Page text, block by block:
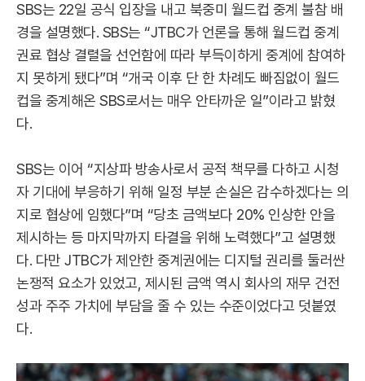
SBS는 22일 공식 입장을 내고 북중미 월드컵 중계 불참 배
경을 설명했다. SBS는 “JTBC가 언론을 통해 월드컵 중계
권료 협상 결렬을 선언함에 따라 부득이하게 중계에 참여하
지 못하게 됐다”며 “개국 이후 단 한 차례도 빠짐없이 월드
컵을 중계해온 SBS로서는 매우 안타까운 일”이라고 밝혔
다.
SBS는 이어 “지상파 방송사로서 공적 책무를 다하고 시청
자 기대에 부응하기 위해 일정 부분 손실은 감수하겠다는 의
지로 협상에 임했다”며 “당초 금액보다 20% 인상한 안을
제시하는 등 마지막까지 타결을 위해 노력했다”고 설명했
다. 다만 JTBC가 제안한 중계권에는 디지털 권리를 둘러싼
논쟁적 요소가 있었고, 제시된 금액 역시 회사의 재무 건전
성과 주주 가치에 부담을 줄 수 있는 수준이었다고 덧붙였
다.